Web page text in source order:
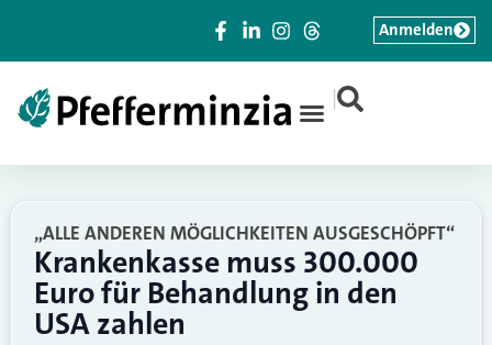
|
Anmelden
„ALLE ANDEREN MÖGLICHKEITEN AUSGESCHÖPFT“
Krankenkasse muss 300.000
Euro für Behandlung in den
USA zahlen